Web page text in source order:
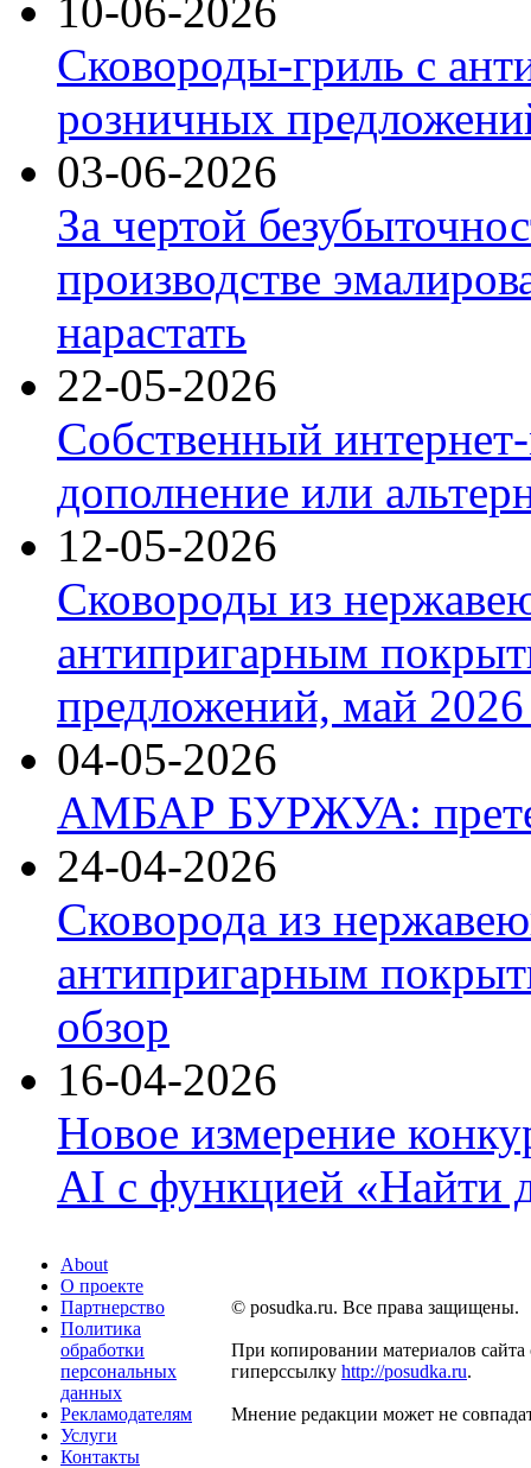
10-06-2026
Сковороды-гриль с
розничных
03-06-2026
За чертой
производстве
нарастать
22-05-2026
Собственный
дополнение или
12-05-2026
Сковороды из
антипригарным
предложений, май 2026
04-05-2026
АМБАР БУРЖУА:
24-04-2026
Сковорода из
антипригарным
обзор
16-04-2026
Новое измерение
AI с функцией «Найти
About
О проекте
Партнерство
Политика
обработки
персональных
данных
Рекламодателям
Услуги
Контакты
© posudka.ru. Все права защищены.
При копировании материалов сайта
гиперссылку http://posudka.ru.
Мнение редакции может не